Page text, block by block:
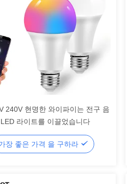
240V 현명한 와이파이는 전구 음
라이트를 이끌었습니다
장 좋은 가격 을 구하라